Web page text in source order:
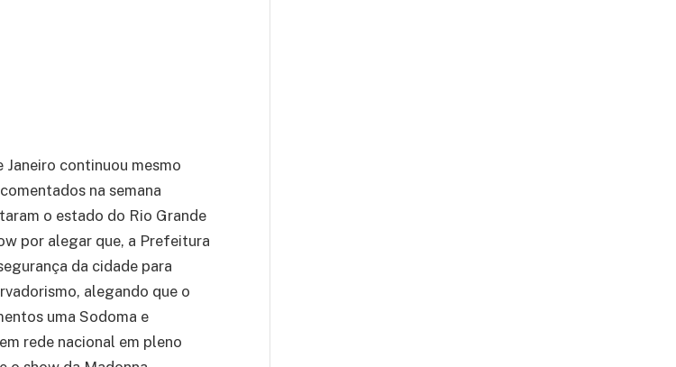
continuou mesmo
na semana
o estado do Rio Grande
por alegar que, a Prefeitura
da cidade para
alegando que o
uma Sodoma e
rede nacional em pleno